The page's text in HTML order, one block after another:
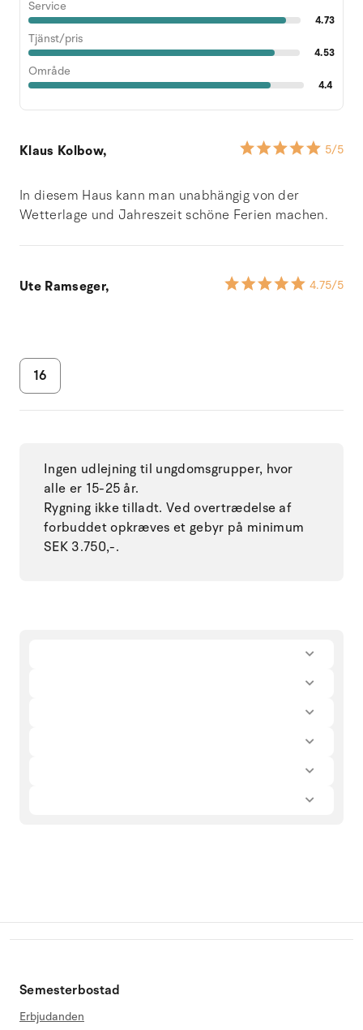
Service
4.73
Tjänst/pris
4.53
Område
4.4
Klaus Kolbow, 5/5
In diesem Haus kann man unabhängig von der
Wetterlage und Jahreszeit schöne Ferien machen.
Ute Ramseger, 4.75/5
16
Ingen udlejning til ungdomsgrupper, hvor
alle er 15-25 år.
Rygning ikke tilladt. Ved overtrædelse af
forbuddet opkræves et gebyr på minimum
SEK 3.750,-.
Semesterbostad
Erbjudanden